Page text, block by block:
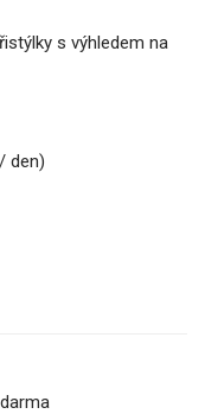
s výhledem na
den)